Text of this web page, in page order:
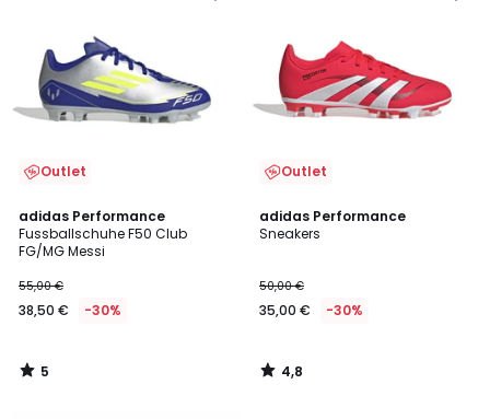
Outlet
adidas Performance
Fussballschuhe F50 Club
FG/MG Messi
55,00 €
38,50 € -30%
5
/
5
5
/
Outlet
adidas Performance
Sneakers
50,00 €
35,00 € -30%
4,8
/ 5
4,8
/